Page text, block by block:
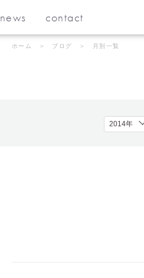
news contact
ホーム ＞ ブログ ＞ 月別一覧